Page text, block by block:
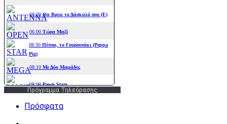
Πρόγραμμα Τηλεόρασης
Πρόσφατα